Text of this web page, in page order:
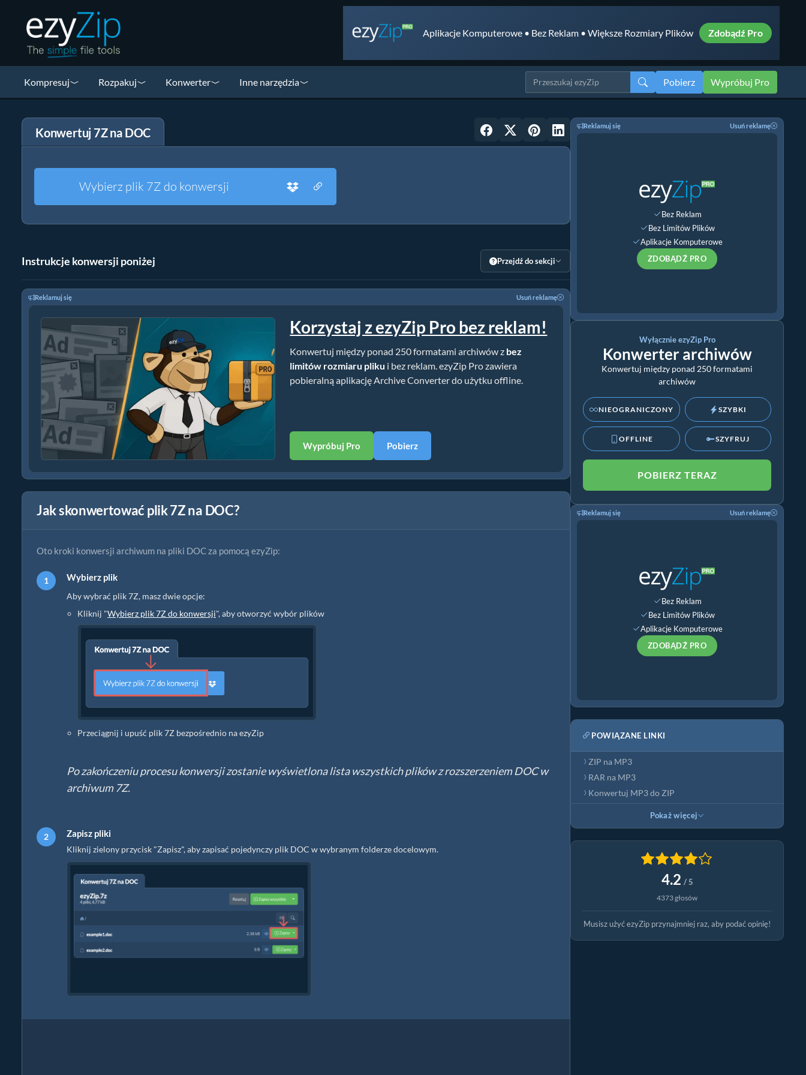
Aplikacje Komputerowe • Bez Reklam • Większe Rozmiary Plików Zdobądź Pro
Kompresuj Rozpakuj Konwerter Inne narzędzia Pobierz Wypróbuj Pro
Konwertuj 7Z na DOC
Wybierz plik 7Z do konwersji
Instrukcje konwersji poniżej Przejdź do sekcji
Reklamuj się Usuń reklamę
Korzystaj z ezyZip Pro bez reklam!
Konwertuj między ponad 250 formatami archiwów z bez
limitów rozmiaru pliku i bez reklam. ezyZip Pro zawiera
pobieralną aplikację Archive Converter do użytku offline.
Wypróbuj Pro Pobierz
Jak skonwertować plik 7Z na DOC?
Oto kroki konwersji archiwum na pliki DOC za pomocą ezyZip:
Wybierz plik
Aby wybrać plik 7Z, masz dwie opcje:
Kliknij "Wybierz plik 7Z do konwersji", aby otworzyć wybór plików
Przeciągnij i upuść plik 7Z bezpośrednio na ezyZip
Po zakończeniu procesu konwersji zostanie wyświetlona lista wszystkich plików z rozszerzeniem DOC w
archiwum 7Z.
Zapisz pliki
Kliknij zielony przycisk "Zapisz", aby zapisać pojedynczy plik DOC w wybranym folderze docelowym.
Reklamuj się Usuń reklamę
Bez Reklam
Bez Limitów Plików
Aplikacje Komputerowe
ZDOBĄDŹ PRO
Wyłącznie ezyZip Pro
Konwerter archiwów
Konwertuj między ponad 250 formatami
archiwów
NIEOGRANICZONY SZYBKI
OFFLINE SZYFRUJ
POBIERZ TERAZ
Reklamuj się Usuń reklamę
Bez Reklam
Bez Limitów Plików
Aplikacje Komputerowe
ZDOBĄDŹ PRO
POWIĄZANE LINKI
ZIP na MP3
RAR na MP3
Konwertuj MP3 do ZIP
Pokaż więcej
4.2 / 5
4373 głosów
Musisz użyć ezyZip przynajmniej raz, aby podać opinię!